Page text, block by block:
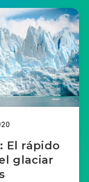
El rápido
glaciar